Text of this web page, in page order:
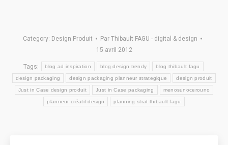
Category: Design Produit Par Thibault FAGU - digital & design
15 avril 2012
Tags: blog ad inspiration blog design trendy blog thibault fagu
design packaging design packaging planneur strategique design produit
Just in Case design produit Just in Case packaging menosunocerouno
planneur créatif design planning strat thibault fagu